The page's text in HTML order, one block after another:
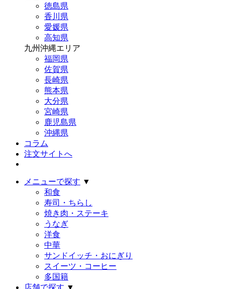
徳島県
香川県
愛媛県
高知県
九州沖縄エリア
福岡県
佐賀県
長崎県
熊本県
大分県
宮崎県
鹿児島県
沖縄県
コラム
注文サイトへ
メニューで探す ▼
和食
寿司・ちらし
焼き肉・ステーキ
うなぎ
洋食
中華
サンドイッチ・おにぎり
スイーツ・コーヒー
多国籍
店舗で探す ▼